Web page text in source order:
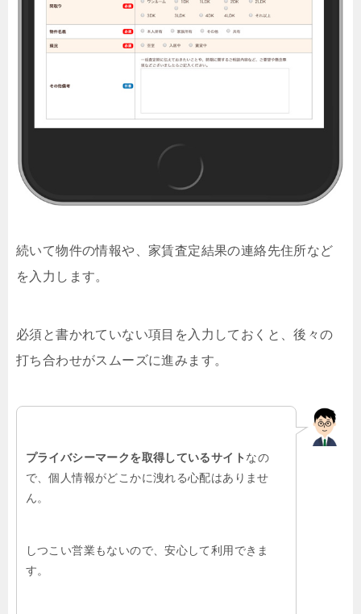
続いて物件の情報や、家賃査定結果の連絡先住所など
を入力します。
必須と書かれていない項目を入力しておくと、後々の
打ち合わせがスムーズに進みます。
プライバシーマークを取得しているサイト なの
で、個人情報がどこかに洩れる心配はありませ
ん。
しつこい営業もないので、安心して利用できま
す。